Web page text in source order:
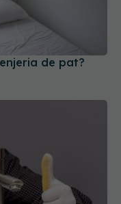
de pat?